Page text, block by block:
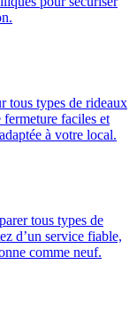
tous types de rideaux
fermeture faciles et
à votre local.
tous types de
d’un service fiable,
comme neuf.